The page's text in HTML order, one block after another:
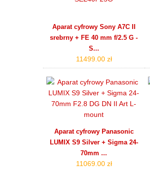
Aparat cyfrowy Sony A7C II
srebrny + FE 40 mm f/2.5 G -
S...
11499.00 zł
Aparat cyfrowy Panasonic
LUMIX S9 Silver + Sigma 24-
70mm ...
11069.00 zł